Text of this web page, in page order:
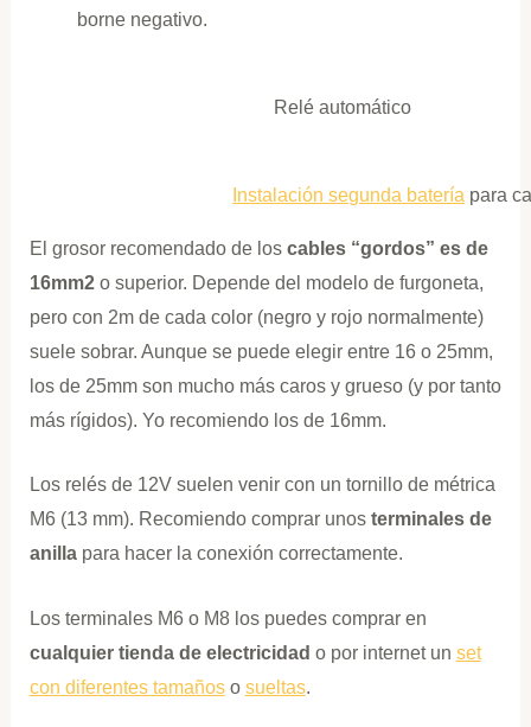
borne negativo.
Relé automático
Instalación segunda batería para
El grosor recomendado de los cables “gordos” es de
16mm2o superior. Depende del modelo de furgoneta,
pero con 2m de cada color (negro y rojo normalmente)
suele sobrar. Aunque se puede elegir entre 16 o 25mm,
los de 25mm son mucho más caros y grueso (y por tanto
más rígidos). Yo recomiendo los de 16mm.
Los relés de 12V suelen venir con un tornillo de métrica
M6 (13 mm). Recomiendo comprar unos terminales de
anillapara hacer la conexión correctamente.
Los terminales M6 o M8 los puedes comprar en
cualquier tienda de electricidad o por internet un set
con diferentes tamañoso sueltas.